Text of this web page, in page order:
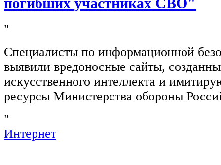
"
Специалисты по информационной
выявили вредоносные сайты,
искусственного интеллекта и
ресурсы Министерства обороны
"
Интернет